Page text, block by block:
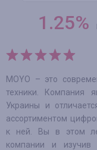
1.25%
MOYO – это
техники. Компания
Украины и
ассортиментом
к ней. Вы в этом
компании и изучив